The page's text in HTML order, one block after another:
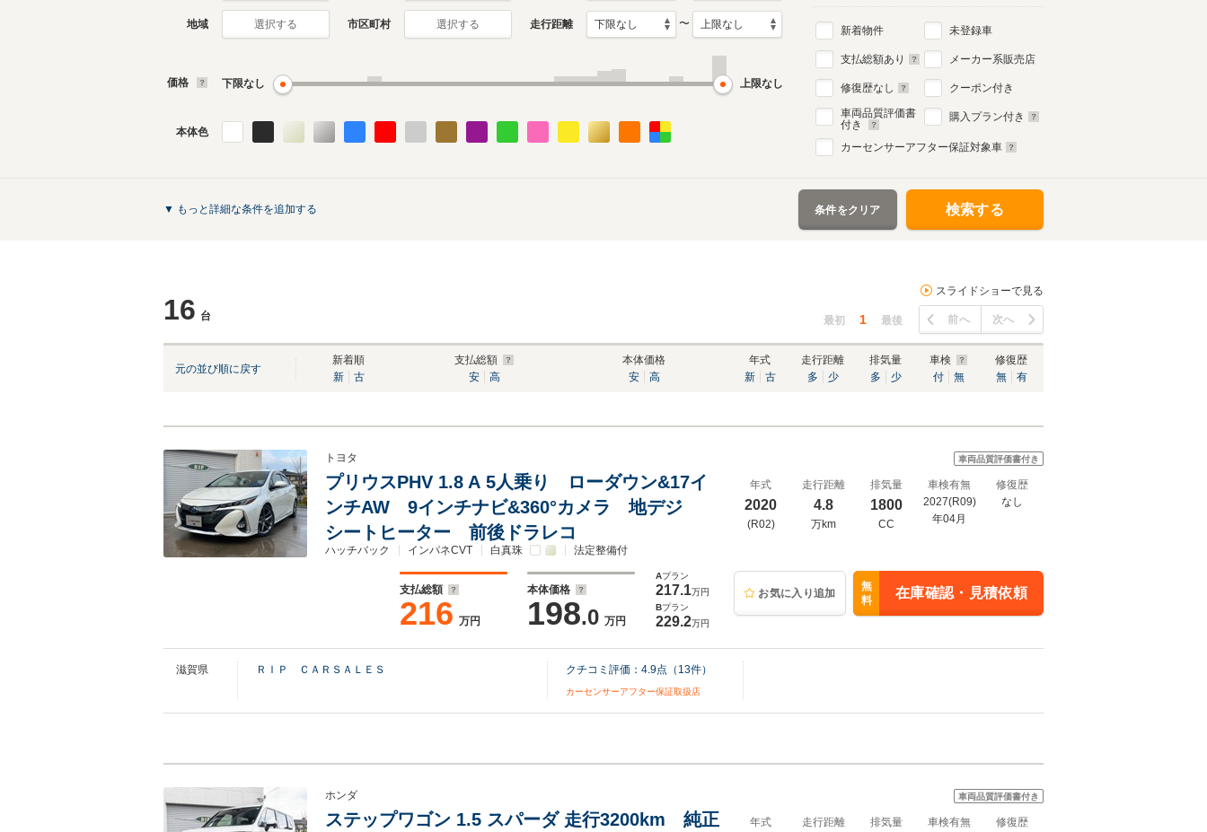
地域 選択する 市区町村 選択する 走行距離 〜
価格 下限なし 上限なし
本体色
新着物件
支払総額あり
修復歴なし
車両品質評価書
付き
未登録車
メーカー系販売店
クーポン付き
購入プラン付き
カーセンサーアフター保証対象車
▼ もっと詳細な条件を追加する 条件をクリア 検索する
16 台
スライドショーで見る
最初 1 最後 前へ 次へ
元の並び順に戻す
新着順
新
古
支払総額
安
高
本体価格
安
高
年式
新
古
走行距離
多
少
排気量
多
少
車検
付
無
修復歴
無
有
トヨタ
プリウスPHV 1.8 A 5人乗り ローダウン&17イ
ンチAW 9インチナビ&360°カメラ 地デジ
シートヒーター 前後ドラレコ
ハッチバック インパネCVT 白真珠 法定整備付
支払総額
216 万円
本体価格
198.0 万円
Aプラン
217.1万円
Bプラン
229.2万円
車両品質評価書付き
年式
2020
(R02)
走行距離
4.8
万km
排気量
1800
CC
車検有無
2027(R09)
年04月
修復歴
なし
お気に入り追加
無
料
在庫確認・見積依頼
滋賀県 ＲＩＰ ＣＡＲＳＡＬＥＳ クチコミ評価： 4.9点（ 13件）
カーセンサーアフター保証取扱店
ホンダ
ステップワゴン 1.5 スパーダ 走行3200km 純正
車両品質評価書付き
年式 走行距離 排気量
車検有無
修復歴